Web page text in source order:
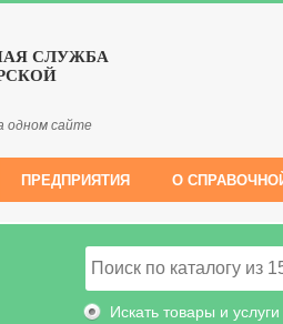
СЛУЖБА
одном сайте
ПРЕДПРИЯТИЯ О
Искать товары и услуги